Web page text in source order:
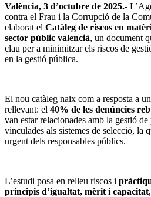
València, 3 d’octubre de 2025.-
contra el Frau i la Corrupció de la
elaborat el Catàleg de riscos en
sector públic valencià, un document
clau per a minimitzar els riscos de
en la gestió pública.
El nou catàleg naix com a resposta a
rellevant: el 40% de les denúncies
van estar relacionades amb la gestió
vinculades als sistemes de selecció, la
urgent dels responsables públics.
L’estudi posa en relleu riscos i
principis d’igualtat, mèrit i capacitat